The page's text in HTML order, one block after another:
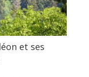
et ses